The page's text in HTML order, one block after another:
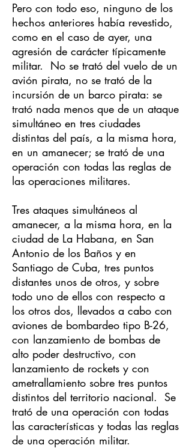
Pero con todo eso, ninguno de los
hechos anteriores había revestido,
como en el caso de ayer, una
agresión de carácter típicamente
militar. No se trató del vuelo de un
avión pirata, no se trató de la
incursión de un barco pirata: se
trató nada menos que de un ataque
simultáneo en tres ciudades
distintas del país, a la misma hora,
en un amanecer; se trató de una
operación con todas las reglas de
las operaciones militares.
Tres ataques simultáneos al
amanecer, a la misma hora, en la
ciudad de La Habana, en San
Antonio de los Baños y en
Santiago de Cuba, tres puntos
distantes unos de otros, y sobre
todo uno de ellos con respecto a
los otros dos, llevados a cabo con
aviones de bombardeo tipo B-26,
con lanzamiento de bombas de
alto poder destructivo, con
lanzamiento de rockets y con
ametrallamiento sobre tres puntos
distintos del territorio nacional. Se
trató de una operación con todas
las características y todas las reglas
de una operación militar.